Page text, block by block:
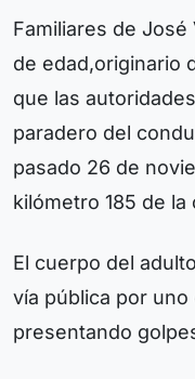
Familiares de José
de edad,originario
que las
paradero del
pasado 26 de
kilómetro 185 de
El cuerpo del
vía pública por
presentando